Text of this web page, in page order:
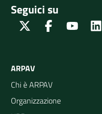
Seguici su
Twitter FacebookYoutube
ARPAV
Chi è ARPAV
Organizzazione